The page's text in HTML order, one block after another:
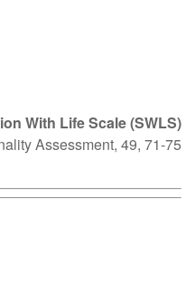
With Life Scale (SWLS)
Assessment, 49, 71-75.